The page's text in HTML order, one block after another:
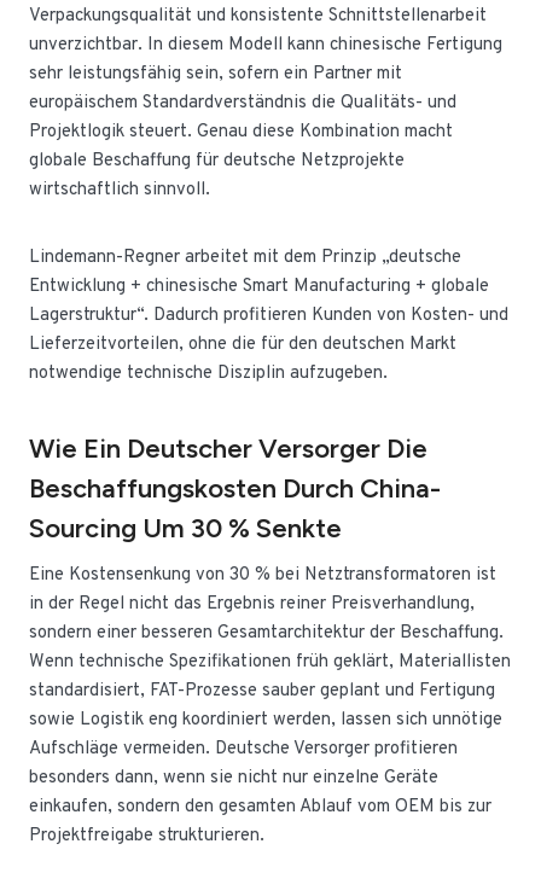
Verpackungsqualität und konsistente Schnittstellenarbeit
unverzichtbar. In diesem Modell kann chinesische Fertigung
sehr leistungsfähig sein, sofern ein Partner mit
europäischem Standardverständnis die Qualitäts- und
Projektlogik steuert. Genau diese Kombination macht
globale Beschaffung für deutsche Netzprojekte
wirtschaftlich sinnvoll.
Lindemann-Regner arbeitet mit dem Prinzip „deutsche
Entwicklung + chinesische Smart Manufacturing + globale
Lagerstruktur“. Dadurch profitieren Kunden von Kosten- und
Lieferzeitvorteilen, ohne die für den deutschen Markt
notwendige technische Disziplin aufzugeben.
Wie Ein Deutscher Versorger Die
Beschaffungskosten Durch China-
Sourcing Um 30 % Senkte
Eine Kostensenkung von 30 % bei Netztransformatoren ist
in der Regel nicht das Ergebnis reiner Preisverhandlung,
sondern einer besseren Gesamtarchitektur der Beschaffung.
Wenn technische Spezifikationen früh geklärt, Materiallisten
standardisiert, FAT-Prozesse sauber geplant und Fertigung
sowie Logistik eng koordiniert werden, lassen sich unnötige
Aufschläge vermeiden. Deutsche Versorger profitieren
besonders dann, wenn sie nicht nur einzelne Geräte
einkaufen, sondern den gesamten Ablauf vom OEM bis zur
Projektfreigabe strukturieren.